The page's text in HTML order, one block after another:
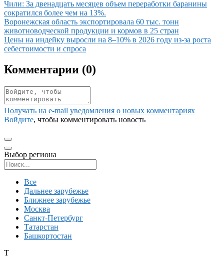
Иллюстрация новости
Чили: За двенадцать месяцев объем переработки баранины
сократился более чем на 13%.
Иллюстрация новости
Воронежская область экспортировала 60 тыс. тонн
животноводческой продукции и кормов в 25 стран
Иллюстрация новости
Цены на индейку выросли на 8–10% в 2026 году из-за роста
себестоимости и спроса
Комментарии (0)
Получать на e‑mail уведомления о новых комментариях
Войдите, чтобы комментировать новость
Выбор региона
Все
Дальнее зарубежье
Ближнее зарубежье
Москва
Санкт-Петербург
Татарстан
Башкортостан
Т